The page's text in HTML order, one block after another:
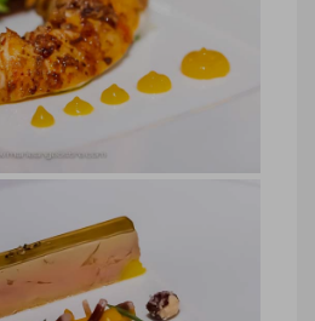
Mare Plage, île
Plage, île Maurice
Plage, langouste